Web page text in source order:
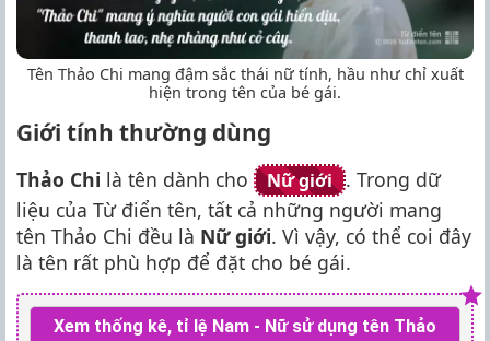
Tên Thảo Chi mang đậm sắc thái nữ tính, hầu như chỉ xuất
hiện trong tên của bé gái.
Giới tính thường dùng
Thảo Chi là tên dành cho Nữ giới . Trong dữ
liệu của Từ điển tên, tất cả những người mang
tên Thảo Chi đều là Nữ giới. Vì vậy, có thể coi đây
là tên rất phù hợp để đặt cho bé gái.
Xem thống kê, tỉ lệ Nam - Nữ sử dụng tên Thảo